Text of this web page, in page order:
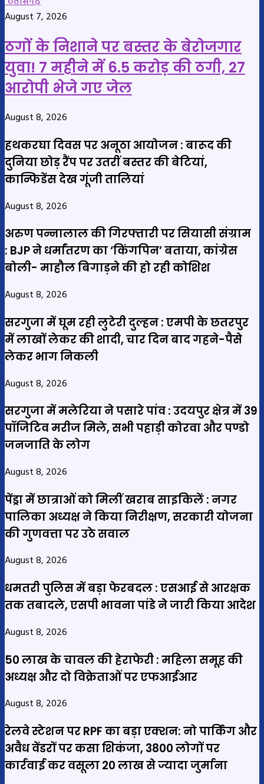
August 7, 2026
ठगों के निशाने पर बस्तर के बेरोजगार
युवा! 7 महीने में 6.5 करोड़ की ठगी, 27
आरोपी भेजे गए जेल
August 8, 2026
हथकरघा दिवस पर अनूठा आयोजन : बारूद की
दुनिया छोड़ रैंप पर उतरीं बस्तर की बेटियां,
कान्फिडेंस देख गूंजी तालियां
August 8, 2026
अरुण पन्नालाल की गिरफ्तारी पर सियासी संग्राम
: BJP ने धर्मांतरण का ‘किंगपिन’ बताया, कांग्रेस
बोली- माहौल बिगाड़ने की हो रही कोशिश
August 8, 2026
सरगुजा में घूम रही लुटेरी दुल्हन : एमपी के छतरपुर
में लाखों लेकर की शादी, चार दिन बाद गहने-पैसे
लेकर भाग निकली
August 8, 2026
सरगुजा में मलेरिया ने पसारे पांव : उदयपुर क्षेत्र में 39
पॉजिटिव मरीज मिले, सभी पहाड़ी कोरवा और पण्डो
जनजाति के लोग
August 8, 2026
पेंड्रा में छात्राओं को मिलीं खराब साइकिलें : नगर
पालिका अध्यक्ष ने किया निरीक्षण, सरकारी योजना
की गुणवत्ता पर उठे सवाल
August 8, 2026
धमतरी पुलिस में बड़ा फेरबदल : एसआई से आरक्षक
तक तबादले, एसपी भावना पांडे ने जारी किया आदेश
August 8, 2026
50 लाख के चावल की हेराफेरी : महिला समूह की
अध्यक्ष और दो विक्रेताओं पर एफआईआर
August 8, 2026
रेलवे स्टेशन पर RPF का बड़ा एक्शन: नो पार्किंग और
अवैध वेंडरों पर कसा शिकंजा, 3800 लोगों पर
कार्रवाई कर वसूला 20 लाख से ज्यादा जुर्माना